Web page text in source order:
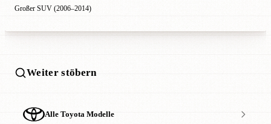
Großer SUV (2006–2014)
Weiter stöbern
Alle Toyota Modelle